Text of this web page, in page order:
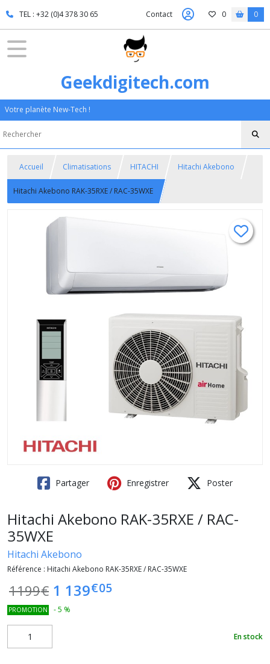
TEL : +32 (0)4 378 30 65 Contact 0 0
Geekdigitech.com
Votre planète New-Tech !
Accueil Climatisations HITACHI Hitachi Akebono
Hitachi Akebono RAK-35RXE / RAC-35WXE
Partager Enregistrer Poster
Hitachi Akebono RAK-35RXE / RAC-
35WXE
Hitachi Akebono
Référence : Hitachi Akebono RAK-35RXE / RAC-35WXE
1199€ 1 139€05
PROMOTION -5 %
En stock